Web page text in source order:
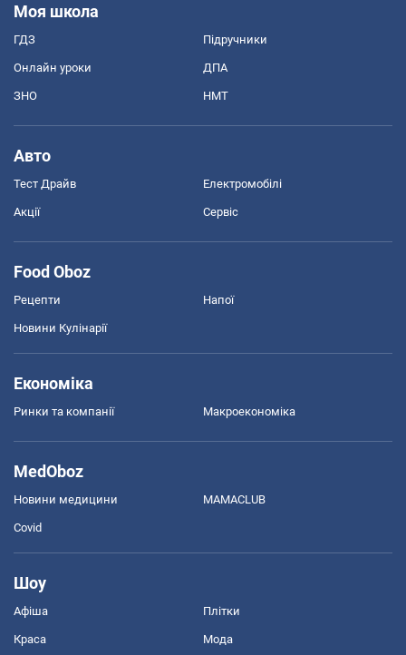
Моя школа
ГДЗ Підручники
Онлайн уроки ДПА
ЗНО НМТ
Авто
Тест Драйв Електромобілі
Акції Сервіс
Food Oboz
Рецепти Напої
Новини Кулінарії
Економіка
Ринки та компанії Макроекономіка
MedOboz
Новини медицини MAMACLUB
Covid
Шоу
Афіша Плітки
Краса Мода